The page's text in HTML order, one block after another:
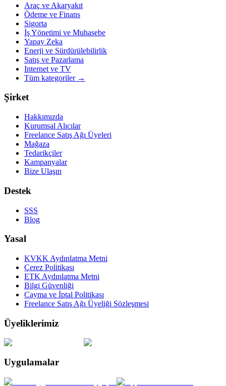
Araç ve Akaryakıt
Ödeme ve Finans
Sigorta
İş Yönetimi ve Muhasebe
Yapay Zeka
Enerji ve Sürdürülebilirlik
Satış ve Pazarlama
Internet ve TV
Tüm kategoriler→
Şirket
Hakkımızda
Kurumsal Alıcılar
Freelance Satış Ağı Üyeleri
Mağaza
Tedarikçiler
Kampanyalar
Bize Ulaşın
Destek
SSS
Blog
Yasal
KVKK Aydınlatma Metni
Çerez Politikası
ETK Aydınlatma Metni
Bilgi Güvenliği
Cayma ve İptal Politikası
Freelance Satış Ağı Üyeliği Sözleşmesi
Üyeliklerimiz
Uygulamalar